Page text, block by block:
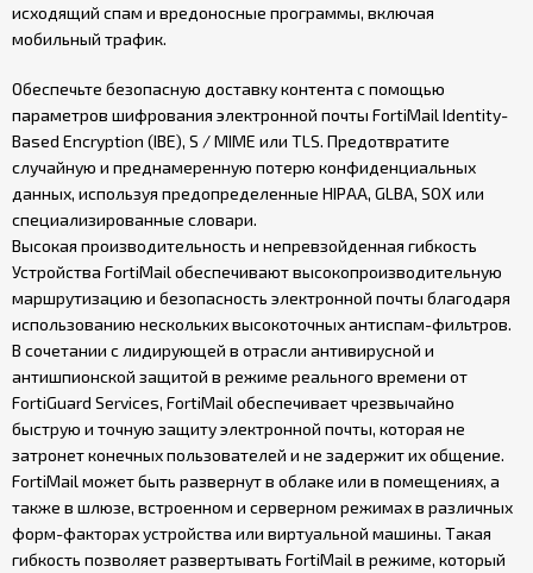
исходящий спам и вредоносные программы, включая
мобильный трафик.
Обеспечьте безопасную доставку контента с помощью
параметров шифрования электронной почты FortiMail Identity-
Based Encryption (IBE), S / MIME или TLS. Предотвратите
случайную и преднамеренную потерю конфиденциальных
данных, используя предопределенные HIPAA, GLBA, SOX или
специализированные словари.
Высокая производительность и непревзойденная гибкость
Устройства FortiMail обеспечивают высокопроизводительную
маршрутизацию и безопасность электронной почты благодаря
использованию нескольких высокоточных антиспам-фильтров.
В сочетании с лидирующей в отрасли антивирусной и
антишпионской защитой в режиме реального времени от
FortiGuard Services, FortiMail обеспечивает чрезвычайно
быструю и точную защиту электронной почты, которая не
затронет конечных пользователей и не задержит их общение.
FortiMail может быть развернут в облаке или в помещениях, а
также в шлюзе, встроенном и серверном режимах в различных
форм-факторах устройства или виртуальной машины. Такая
гибкость позволяет развертывать FortiMail в режиме, который